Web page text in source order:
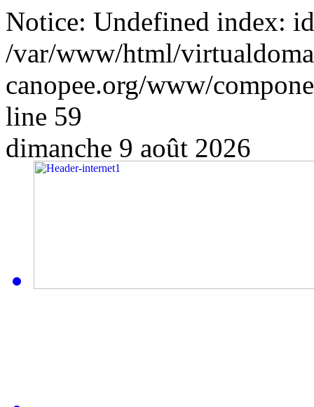
Notice: Undefined index:
/var/www/html/
canopee.org/www/
line 59
dimanche 9 août 2026